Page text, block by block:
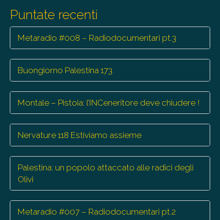
Puntate recenti
Metaradio #008 – Radiodocumentari pt.3
Buongiorno Palestina 173
Montale – Pistoia: l’INCeneritore deve chiudere !
Nervature 118 Estiviamo assieme
Palestina: un popolo attaccato alle radici degli
Olivi
Metaradio #007 – Radiodocumentari pt.2